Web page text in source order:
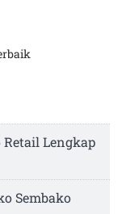
Lengkap
Sembako